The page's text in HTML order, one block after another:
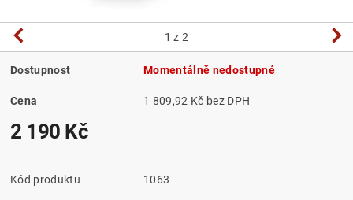
1 z 2
Dostupnost Momentálně nedostupné
Cena 1 809,92 Kč bez DPH
2 190 Kč
Kód produktu 1063